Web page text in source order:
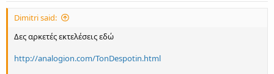
Dimitri said:
Δες αρκετές εκτελέσεις εδώ
http://analogion.com/TonDespotin.html